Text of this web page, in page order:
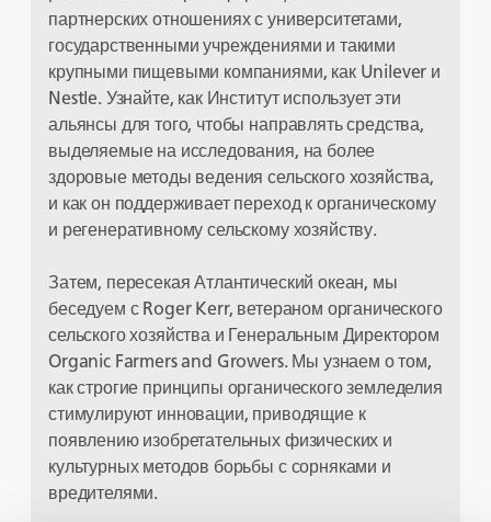
партнерских отношениях с университетами,
государственными учреждениями и такими
крупными пищевыми компаниями, как Unilever и
Nestle. Узнайте, как Институт использует эти
альянсы для того, чтобы направлять средства,
выделяемые на исследования, на более
здоровые методы ведения сельского хозяйства,
и как он поддерживает переход к органическому
и регенеративному сельскому хозяйству.
Затем, пересекая Атлантический океан, мы
беседуем с Roger Kerr, ветераном органического
сельского хозяйства и Генеральным Директором
Organic Farmers and Growers. Мы узнаем о том,
как строгие принципы органического земледелия
стимулируют инновации, приводящие к
появлению изобретательных физических и
культурных методов борьбы с сорняками и
вредителями.